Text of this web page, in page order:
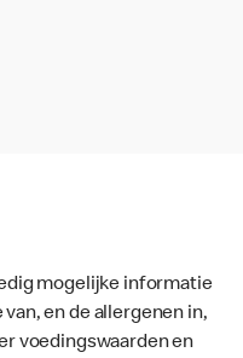
mogelijke informatie
en de allergenen in,
voedingswaarden en